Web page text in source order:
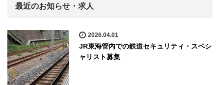
最近のお知らせ・求人
2026.04.01
JR東海管内での鉄道セキュリティ・スペシ
ャリスト募集